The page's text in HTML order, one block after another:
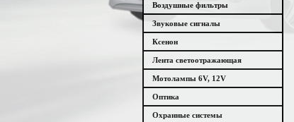
Воздушные фильтры
Звуковые сигналы
Ксенон
Лента светоотражающая
Мотолампы 6V, 12V
Оптика
Охранные системы